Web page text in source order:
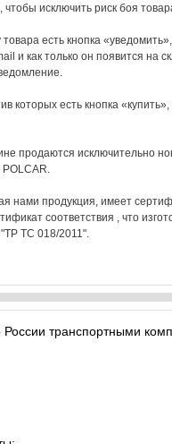
исключить риск боя
товара есть кнопка
и как только он появится на
которых есть кнопка «купить»,
продаются исключительно
нами продукция, имеет
соответствия , что
ТС 018/2011".
России транспортными